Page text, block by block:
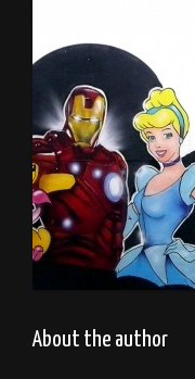
About the author